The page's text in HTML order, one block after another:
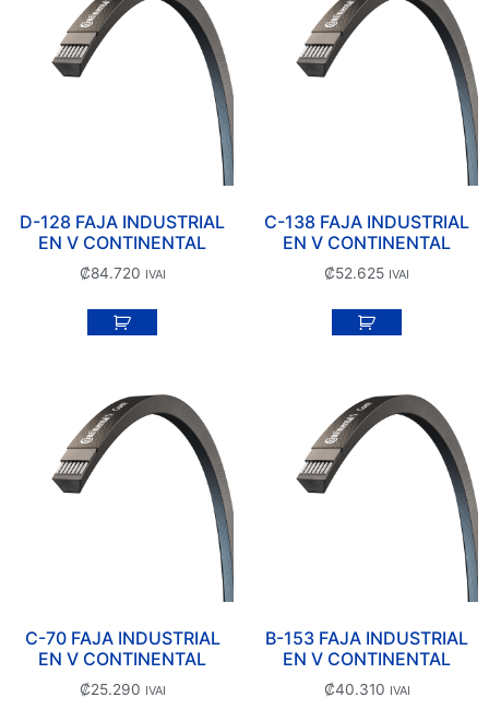
D-128 FAJA INDUSTRIAL
EN V CONTINENTAL
₡84.720 IVAI
C-138 FAJA INDUSTRIAL
EN V CONTINENTAL
₡52.625 IVAI
C-70 FAJA INDUSTRIAL
EN V CONTINENTAL
₡25.290 IVAI
B-153 FAJA INDUSTRIAL
EN V CONTINENTAL
₡40.310 IVAI